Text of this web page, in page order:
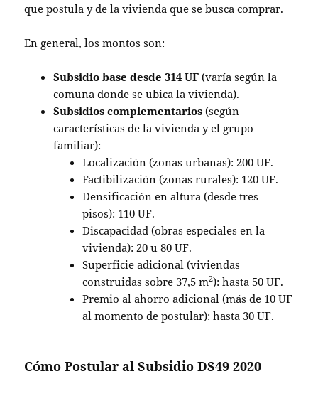
que postula y de la vivienda que se busca comprar.
En general, los montos son:
Subsidio base desde 314 UF(varía según la
comuna donde se ubica la vivienda).
Subsidios complementarios(según
características de la vivienda y el grupo
familiar):
Localización (zonas urbanas): 200 UF.
Factibilización (zonas rurales): 120 UF.
Densificación en altura (desde tres
pisos): 110 UF.
Discapacidad (obras especiales en la
vivienda): 20 u 80 UF.
Superficie adicional (viviendas
construidas sobre 37,5 m2): hasta 50 UF.
Premio al ahorro adicional (más de 10 UF
al momento de postular): hasta 30 UF.
Cómo Postular al Subsidio DS49 2020